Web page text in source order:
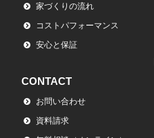
家づくりの流れ
コストパフォーマンス
安心と保証
CONTACT
お問い合わせ
資料請求